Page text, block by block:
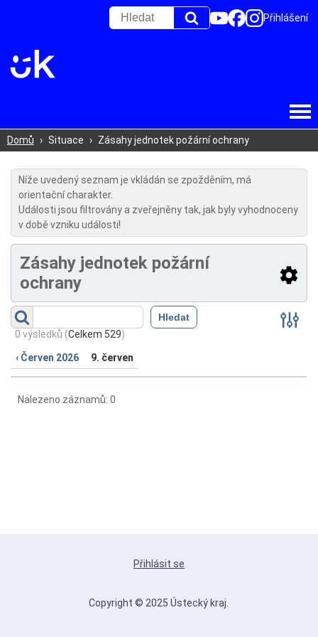
Přihlášení
Domů › Situace › Zásahy jednotek požární ochrany
Níže uvedený seznam je vkládán se zpožděním, má
orientační charakter.
Události jsou filtrovány a zveřejněny tak, jak byly vyhodnoceny
v době vzniku události!
Zásahy jednotek požární
ochrany
0 výsledků (Celkem 529)
‹ Červen 2026 9. červen
Filtr
Nalezeno záznamů: 0
Přihlásit se
Copyright © 2025 Ústecký kraj.